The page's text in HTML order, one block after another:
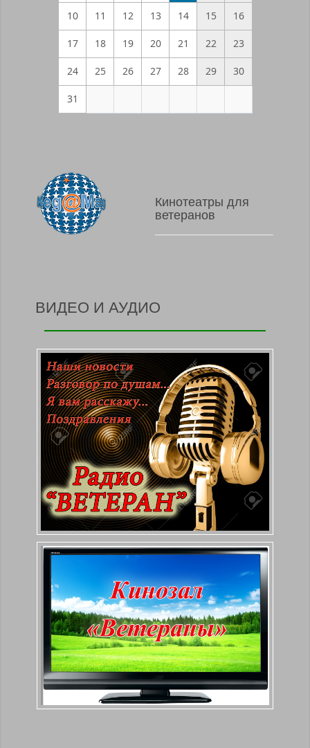
10 11 12 13 14 15 16
17 18 19 20 21 22 23
24 25 26 27 28 29 30
31
Кинотеатры для
ветеранов
ВИДЕО И АУДИО